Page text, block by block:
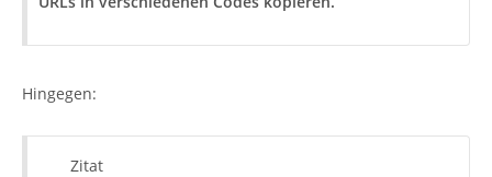
Hingegen:
Zitat